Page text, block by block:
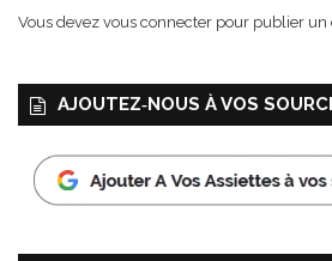
Vous devez vous connecter pour publier un
AJOUTEZ‑NOUS À VOS